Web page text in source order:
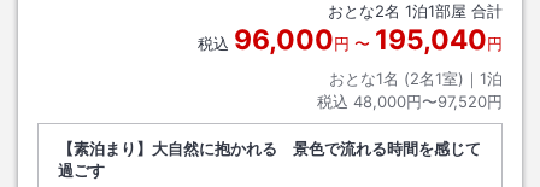
おとな2名 1泊1部屋 合計
税込 96,000円 〜 195,040円
おとな1名 (2名1室)｜ 1泊
税込 48,000円〜97,520円
【素泊まり】大自然に抱かれる 景色で流れる時間を感じて
過ごす